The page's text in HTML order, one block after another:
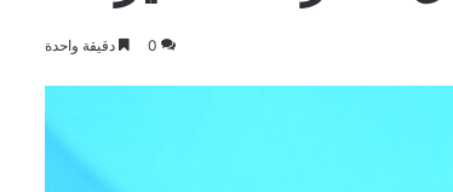
0 دقيقة واحدة